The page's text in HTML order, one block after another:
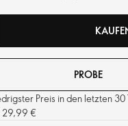
und Anzeichen von
jugendlicheres und wacheres
PROBE
Preis in den letzten
29,99 €